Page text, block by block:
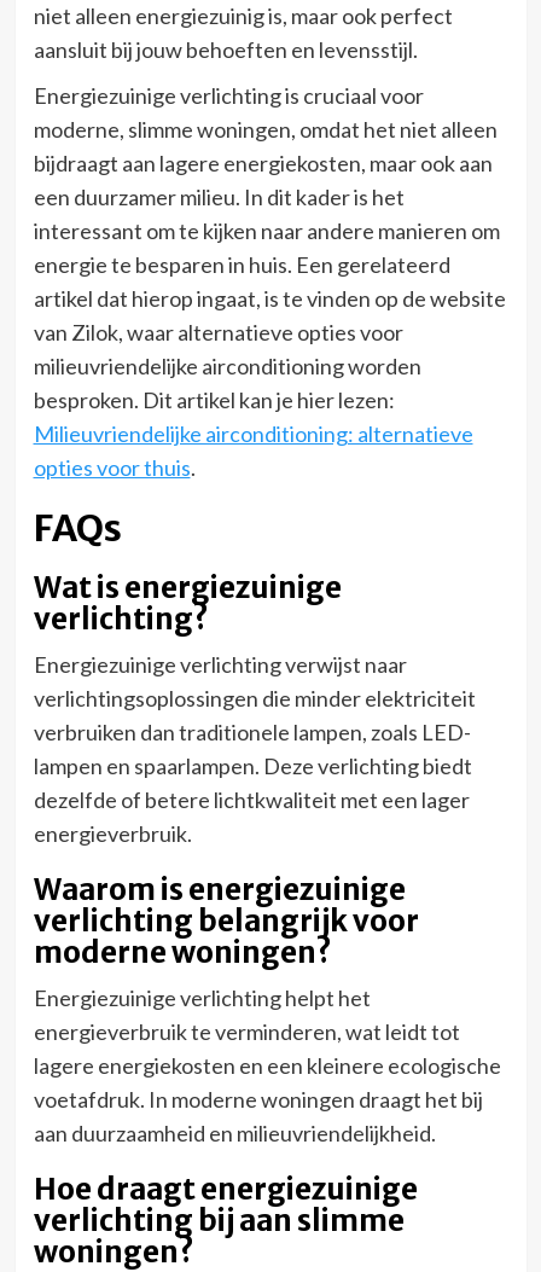
niet alleen energiezuinig is, maar ook perfect
aansluit bij jouw behoeften en levensstijl.
Energiezuinige verlichting is cruciaal voor
moderne, slimme woningen, omdat het niet alleen
bijdraagt aan lagere energiekosten, maar ook aan
een duurzamer milieu. In dit kader is het
interessant om te kijken naar andere manieren om
energie te besparen in huis. Een gerelateerd
artikel dat hierop ingaat, is te vinden op de website
van Zilok, waar alternatieve opties voor
milieuvriendelijke airconditioning worden
besproken. Dit artikel kan je hier lezen:
Milieuvriendelijke airconditioning: alternatieve
opties voor thuis.
FAQs
Wat is energiezuinige
verlichting?
Energiezuinige verlichting verwijst naar
verlichtingsoplossingen die minder elektriciteit
verbruiken dan traditionele lampen, zoals LED-
lampen en spaarlampen. Deze verlichting biedt
dezelfde of betere lichtkwaliteit met een lager
energieverbruik.
Waarom is energiezuinige
verlichting belangrijk voor
moderne woningen?
Energiezuinige verlichting helpt het
energieverbruik te verminderen, wat leidt tot
lagere energiekosten en een kleinere ecologische
voetafdruk. In moderne woningen draagt het bij
aan duurzaamheid en milieuvriendelijkheid.
Hoe draagt energiezuinige
verlichting bij aan slimme
woningen?